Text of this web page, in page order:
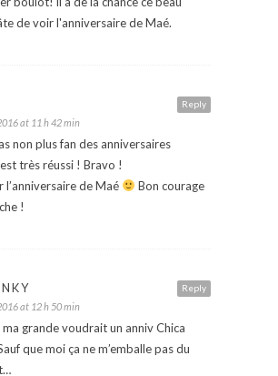
de voir l'anniversaire de Maé.
Reply
at 11 h 42 min
non plus fan des anniversaires
très réussi ! Bravo !
l’anniversaire de Maé
Bon courage
!
Reply
at 12 h 50 min
grande voudrait un anniv Chica
que moi ça ne m’emballe pas du